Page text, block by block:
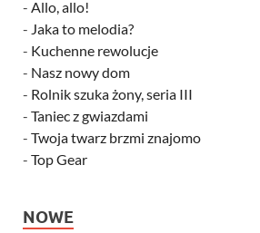
- Allo, allo!
- Jaka to melodia?
- Kuchenne rewolucje
- Nasz nowy dom
- Rolnik szuka żony, seria III
- Taniec z gwiazdami
- Twoja twarz brzmi znajomo
- Top Gear
NOWE